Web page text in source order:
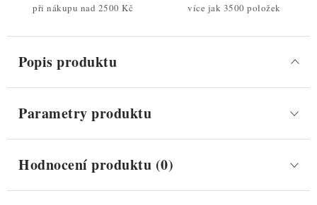
při nákupu nad 2500 Kč více jak 3500 položek
Popis produktu
Parametry produktu
Hodnocení produktu (0)